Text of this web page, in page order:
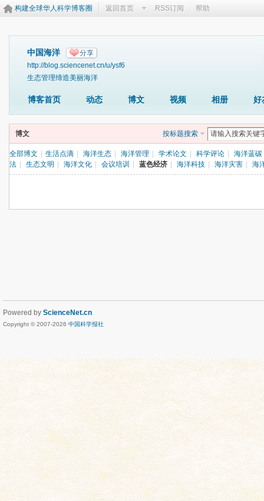
构建全球华人科学博客圈 返回首页 RSS订阅 帮助
中国海洋 分享
http://blog.sciencenet.cn/u/ysf6
生态管理缔造美丽海洋
博客首页 动态 博文 视频 相册 好
博文 按标题搜索
全部博文 生活点滴 海洋生态 海洋管理 学术论文 科学评论
海洋蓝碳
法
生态文明 海洋文化 会议培训 蓝色经济 海洋科技 海洋灾害 海
Powered by ScienceNet.cn
Copyright © 2007-2026 中国科学报社